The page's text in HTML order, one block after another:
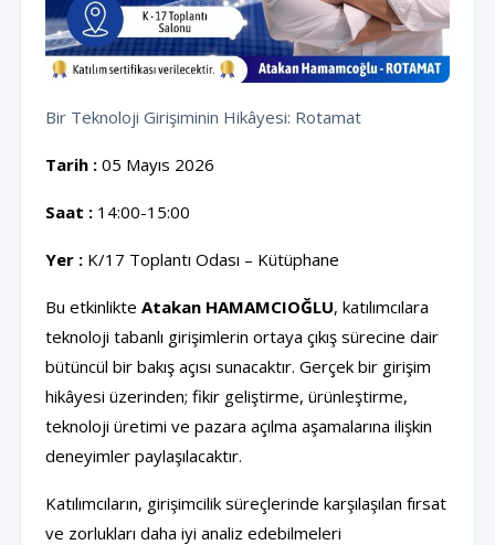
Bir Teknoloji Girişiminin Hikâyesi: Rotamat
Tarih : 05 Mayıs 2026
Saat : 14:00-15:00
Yer : K/17 Toplantı Odası – Kütüphane
Bu etkinlikte Atakan HAMAMCIOĞLU, katılımcılara
teknoloji tabanlı girişimlerin ortaya çıkış sürecine dair
bütüncül bir bakış açısı sunacaktır. Gerçek bir girişim
hikâyesi üzerinden; fikir geliştirme, ürünleştirme,
teknoloji üretimi ve pazara açılma aşamalarına ilişkin
deneyimler paylaşılacaktır.
Katılımcıların, girişimcilik süreçlerinde karşılaşılan fırsat
ve zorlukları daha iyi analiz edebilmeleri